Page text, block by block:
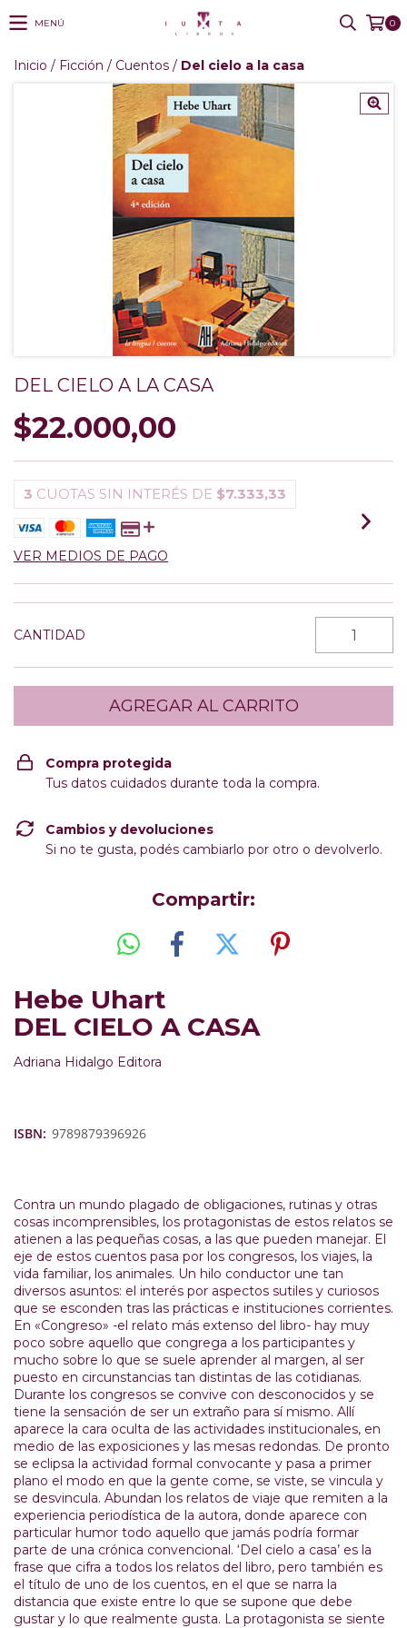
MENÚ 0
Inicio / Ficción / Cuentos / Del cielo a la casa
DEL CIELO A LA CASA
$22.000,00
3 CUOTAS SIN INTERÉS DE $7.333,33
VER MEDIOS DE PAGO
CANTIDAD
Compra protegida
Tus datos cuidados durante toda la compra.
Cambios y devoluciones
Si no te gusta, podés cambiarlo por otro o devolverlo.
Compartir:
Hebe Uhart
DEL CIELO A CASA
Adriana Hidalgo Editora
ISBN: 9789879396926
Contra un mundo plagado de obligaciones, rutinas y otras
cosas incomprensibles, los protagonistas de estos relatos se
atienen a las pequeñas cosas, a las que pueden manejar. El
eje de estos cuentos pasa por los congresos, los viajes, la
vida familiar, los animales. Un hilo conductor une tan
diversos asuntos: el interés por aspectos sutiles y curiosos
que se esconden tras las prácticas e instituciones corrientes.
En «Congreso» -el relato más extenso del libro- hay muy
poco sobre aquello que congrega a los participantes y
mucho sobre lo que se suele aprender al margen, al ser
puesto en circunstancias tan distintas de las cotidianas.
Durante los congresos se convive con desconocidos y se
tiene la sensación de ser un extraño para sí mismo. Allí
aparece la cara oculta de las actividades institucionales, en
medio de las exposiciones y las mesas redondas. De pronto
se eclipsa la actividad formal convocante y pasa a primer
plano el modo en que la gente come, se viste, se vincula y
se desvincula. Abundan los relatos de viaje que remiten a la
experiencia periodística de la autora, donde aparece con
particular humor todo aquello que jamás podría formar
parte de una crónica convencional. ‘Del cielo a casa’ es la
frase que cifra a todos los relatos del libro, pero también es
el título de uno de los cuentos, en el que se narra la
distancia que existe entre lo que se supone que debe
gustar y lo que realmente gusta. La protagonista se siente